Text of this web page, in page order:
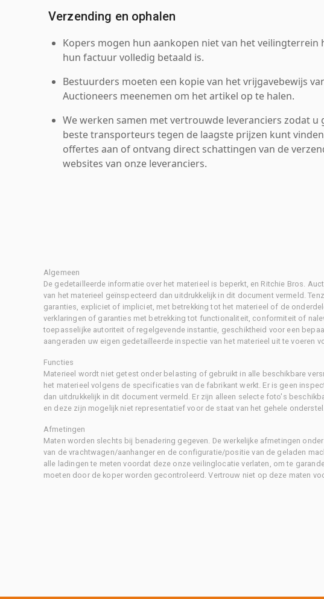
Verzending en ophalen
Kopers mogen hun aankopen niet van het veilingterrein
hun factuur volledig betaald is.
Bestuurders moeten een kopie van het vrijgavebewijs
Auctioneers meenemen om het artikel op te halen.
We werken samen met vertrouwde leveranciers zodat u
beste transporteurs tegen de laagste prijzen kunt
offertes aan of ontvang direct schattingen van de
websites van onze leveranciers.
Algemeen
De gedetailleerde informatie over het materieel is beperkt, en Ritchie Bros.
van het materieel geïnspecteerd dan uitdrukkelijk in dit document vermeld.
garanties, expliciet of impliciet, met betrekking tot het materieel of de
verklaringen of garanties met betrekking tot functionaliteit, conformiteit of
toepasselijke autoriteit of regelgevende instantie, geschiktheid voor een
aangeraden uw eigen gedetailleerde inspectie van het materieel uit te voeren
Functies
Materieel wordt niet getest onder belasting of gebruikt in alle beschikbare
het materieel volgens de specificaties van de fabrikant werkt. Er is geen
dan uitdrukkelijk in dit document vermeld. Er zijn alleen selecte foto's
en deze zijn mogelijk niet representatief voor de staat van het gehele onderstel.
Afmetingen
Maten worden slechts bij benadering gegeven. De werkelijke afmetingen
van de vrachtwagen/aanhanger en de configuratie/positie van de geladen
alle ladingen te meten voordat deze onze veilinglocatie verlaten, om te
moeten door de koper worden gecontroleerd. Vertrouw niet op deze maten